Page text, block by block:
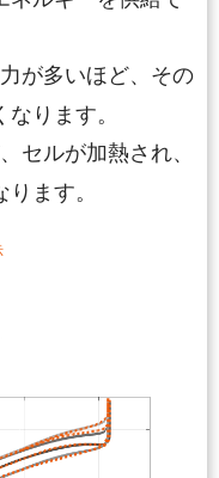
が多いほど、その
ります。
セルが加熱され、
ます。